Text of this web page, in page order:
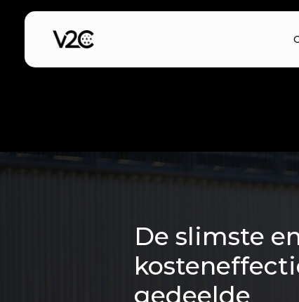
inhoud
De slimste
gedeelde